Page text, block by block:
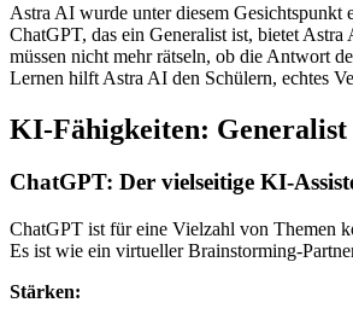
Astra AI wurde unter diesem
ChatGPT, das ein Generalist ist, bietet
müssen nicht mehr rätseln, ob die Antwort
Lernen hilft Astra AI den Schülern, echtes
KI-Fähigkeiten: Generalist
ChatGPT: Der vielseitige KI-
ChatGPT ist für eine Vielzahl von Themen
Es ist wie ein virtueller Brainstorming-
Stärken: